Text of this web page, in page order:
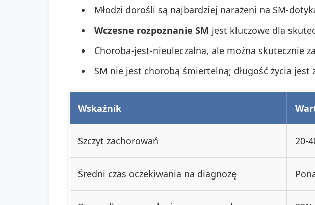
Młodzi dorośli są najbardziej narażeni na SM-
Wczesne rozpoznanie SM jest kluczowe dla
Choroba-jest-nieuleczalna, ale można skutecznie
SM nie jest chorobą śmiertelną; długość życia
Wskaźnik
Szczyt zachorowań 20-
Średni czas oczekiwania na diagnozę